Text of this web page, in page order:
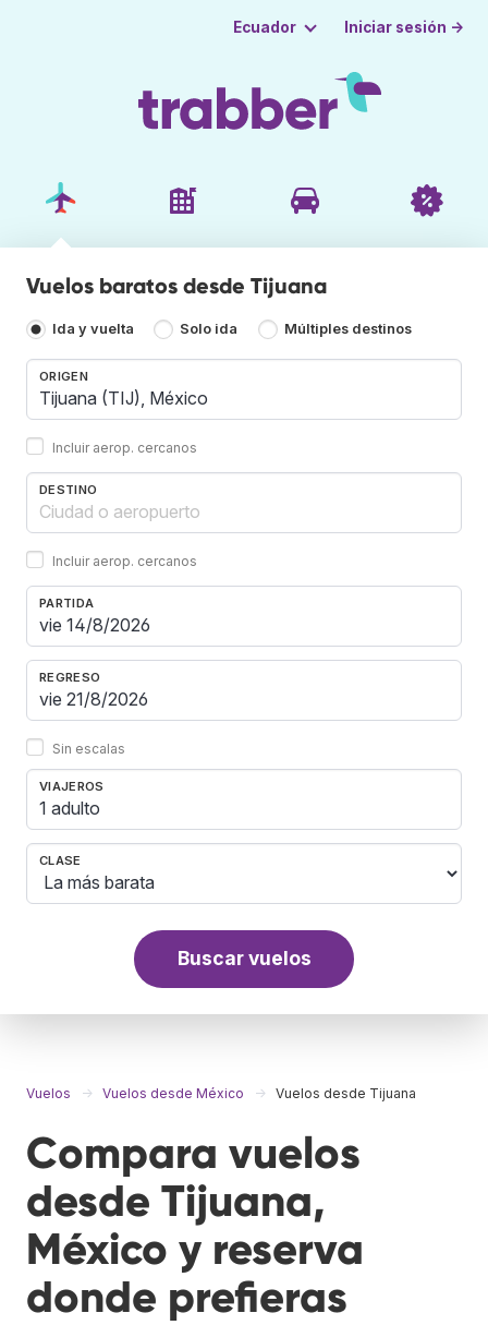
Ecuador Iniciar sesión →
Vuelos baratos desde Tijuana
Ida y vuelta Solo ida Múltiples destinos
ORIGEN
Incluir aerop. cercanos
DESTINO
Incluir aerop. cercanos
PARTIDA
REGRESO
Sin escalas
VIAJEROS
1 adulto
CLASE
Buscar vuelos
Vuelos Vuelos desde México Vuelos desde Tijuana
Compara vuelos
desde Tijuana,
México y reserva
donde prefieras